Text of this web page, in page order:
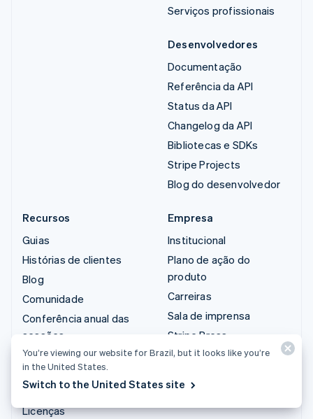
Serviços profissionais
Desenvolvedores
Documentação
Referência da API
Status da API
Changelog da API
Bibliotecas e SDKs
Stripe Projects
Blog do desenvolvedor
Recursos
Guias
Histórias de clientes
Blog
Comunidade
Conferência anual das
sessões
Privacidade e termos
Atividades proibidas e
restritas
Licenças
Empresa
Institucional
Plano de ação do
produto
Carreiras
Sala de imprensa
Stripe Press
Fale com a equipe de
You’re viewing our website for Brazil, but it looks like you’re
in the United States.
Switch to the United States site